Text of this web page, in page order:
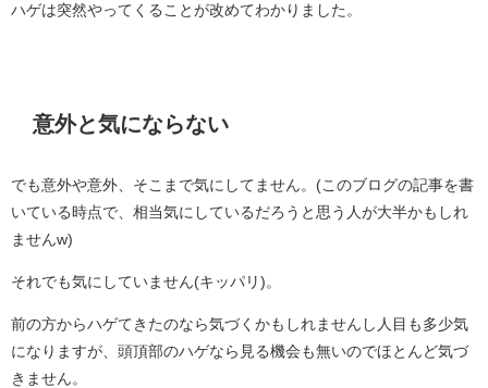
ハゲは突然やってくることが改めてわかりました。
意外と気にならない
でも意外や意外、そこまで気にしてません。(このブログの記事を書
いている時点で、相当気にしているだろうと思う人が大半かもしれ
ませんw)
それでも気にしていません(キッパリ)。
前の方からハゲてきたのなら気づくかもしれませんし人目も多少気
になりますが、頭頂部のハゲなら見る機会も無いのでほとんど気づ
きません。